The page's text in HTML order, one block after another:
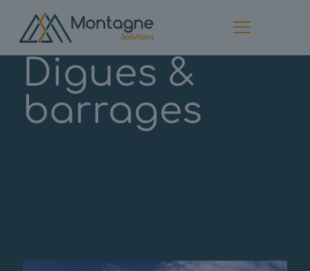
Digues &
barrages